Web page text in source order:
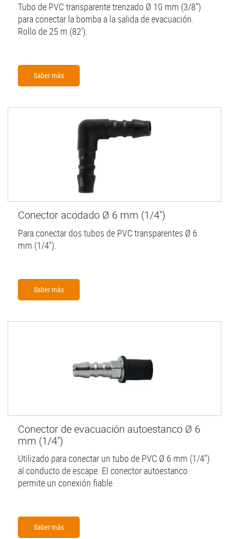
Tubo de PVC transparente trenzado Ø 10 mm (3/8'')
para conectar la bomba a la salida de evacuación.
Rollo de 25 m (82').
Saber màs
Conector acodado Ø 6 mm (1/4'')
Para conectar dos tubos de PVC transparentes Ø 6
mm (1/4'').
Saber màs
Conector de evacuación autoestanco Ø 6
mm (1/4'')
Utilizado para conectar un tubo de PVC Ø 6 mm (1/4'')
al conducto de escape. El conector autoestanco
permite un conexión fiable.
Saber màs